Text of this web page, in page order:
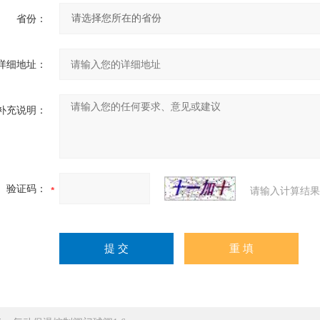
省份：
细地址：
充说明：
验证码： 请输入计算结